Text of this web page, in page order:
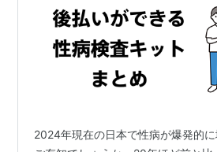
2024年現在の日本で性病が爆発的